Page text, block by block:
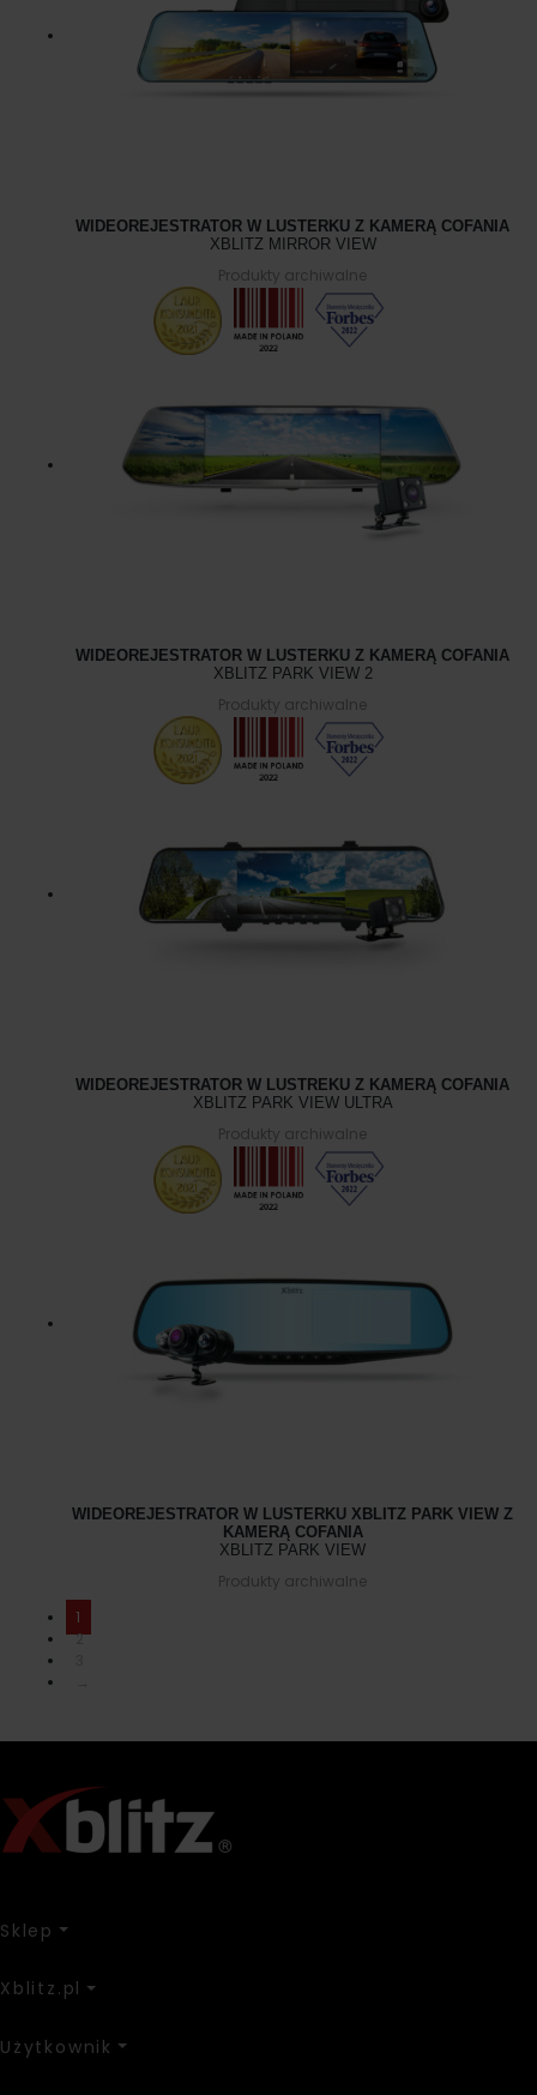
WIDEOREJESTRATOR W LUSTERKU Z KAMERĄ COFANIA
XBLITZ MIRROR VIEW
Produkty archiwalne
WIDEOREJESTRATOR W LUSTERKU Z KAMERĄ COFANIA
XBLITZ PARK VIEW 2
Produkty archiwalne
WIDEOREJESTRATOR W LUSTREKU Z KAMERĄ COFANIA
XBLITZ PARK VIEW ULTRA
Produkty archiwalne
WIDEOREJESTRATOR W LUSTERKU XBLITZ PARK VIEW Z
KAMERĄ COFANIA
XBLITZ PARK VIEW
Produkty archiwalne
1
2
Sklep
Xblitz.pl
Użytkownik